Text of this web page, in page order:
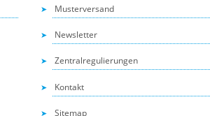
Musterversand
Newsletter
Zentralregulierungen
Kontakt
Sitemap